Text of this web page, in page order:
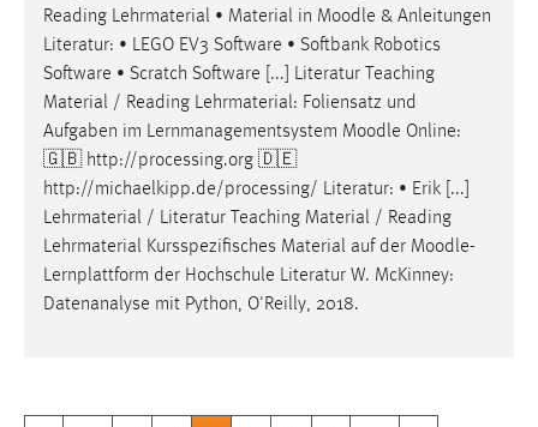
Reading Lehrmaterial • Material in Moodle & Anleitungen
Literatur: • LEGO EV3 Software • Softbank Robotics
Software • Scratch Software [...] Literatur Teaching
Material / Reading Lehrmaterial: Foliensatz und
Aufgaben im Lernmanagementsystem Moodle Online:
🇬🇧 http://processing.org 🇩🇪
http://michaelkipp.de/processing/ Literatur: • Erik [...]
Lehrmaterial / Literatur Teaching Material / Reading
Lehrmaterial Kursspezifisches Material auf der Moodle-
Lernplattform der Hochschule Literatur W. McKinney:
Datenanalyse mit Python, O'Reilly, 2018.